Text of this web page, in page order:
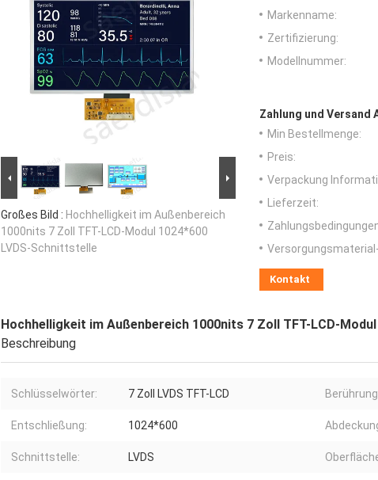
Großes Bild : Hochhelligkeit im Außenbereich
1000nits 7 Zoll TFT-LCD-Modul 1024*600
LVDS-Schnittstelle
Markenname:
Zertifizierung:
Modellnummer:
Zahlung und Versand
Min Bestellmenge:
Preis:
Verpackung
Lieferzeit:
Kontakt
Hochhelligkeit im Außenbereich 1000nits 7 Zoll TFT-LCD-
Beschreibung
Schlüsselwörter: 7 Zoll LVDS TFT-LCD
Entschließung: 1024*600
Schnittstelle: LVDS